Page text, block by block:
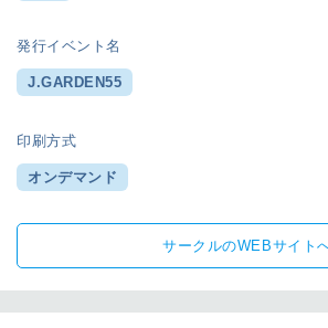
発行イベント名
J.GARDEN55
印刷方式
オンデマンド
サークルのWEBサイト